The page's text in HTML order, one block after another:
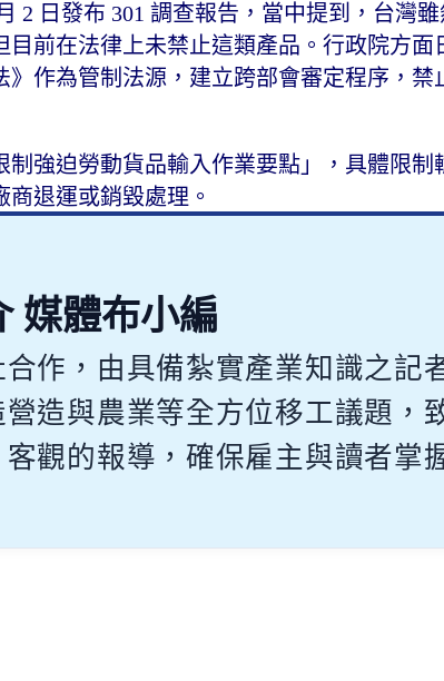
2 日發布 301 調查報告，當中提到，台灣
目前在法律上未禁止這類產品。行政院方面
作為管制法源，建立跨部會審定程序，禁
強迫勞動貨品輸入作業要點」，具體限制
退運或銷毀處理。
媒體布小編
作，由具備紮實產業知識之記
造與農業等全方位移工議題，
觀的報導，確保雇主與讀者掌